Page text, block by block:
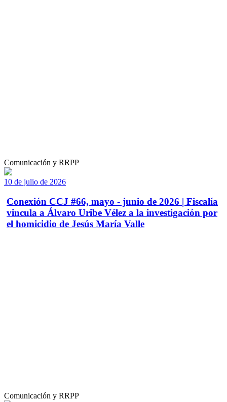
Comunicación y RRPP
10 de julio de 2026
Conexión CCJ #66, mayo - junio de 2026 | Fiscalía
vincula a Álvaro Uribe Vélez a la investigación por
el homicidio de Jesús María Valle
Comunicación y RRPP